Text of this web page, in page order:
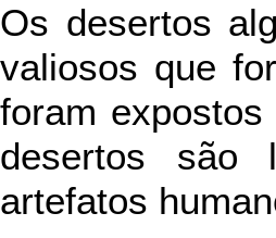
Os desertos
valiosos que
foram
desertos são
artefatos